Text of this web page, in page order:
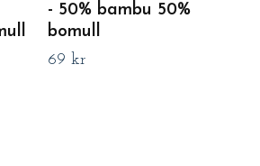
- 50% bambu 50%
bomull
69 kr